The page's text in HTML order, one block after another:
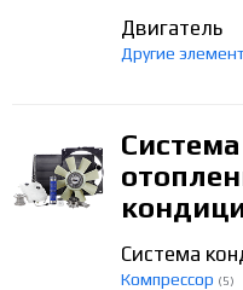
Двигатель
Другие
Система
Компрессор (5)